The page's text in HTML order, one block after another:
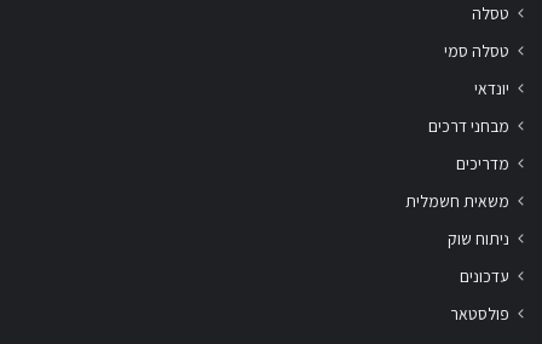
טסלה
טסלה סמי
יונדאי
מבחני דרכים
מדריכים
משאית חשמלית
ניתוח שוק
עדכונים
פולסטאר